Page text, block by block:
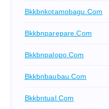
Bkkbnkotamobagu.com
Bkkbnparepare.com
Bkkbnpalopo.com
Bkkbnbaubau.com
Bkkbntual.com